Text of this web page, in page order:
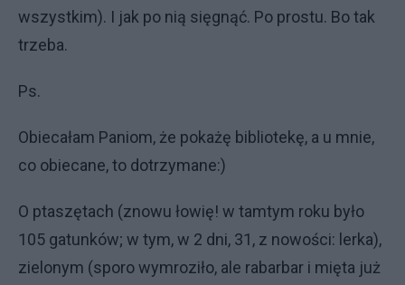
wszystkim). I jak po nią sięgnąć. Po prostu. Bo tak
trzeba.
Ps.
Obiecałam Paniom, że pokażę bibliotekę, a u mnie,
co obiecane, to dotrzymane:)
O ptaszętach (znowu łowię! w tamtym roku było
105 gatunków; w tym, w 2 dni, 31, z nowości: lerka),
zielonym (sporo wymroziło, ale rabarbar i mięta już